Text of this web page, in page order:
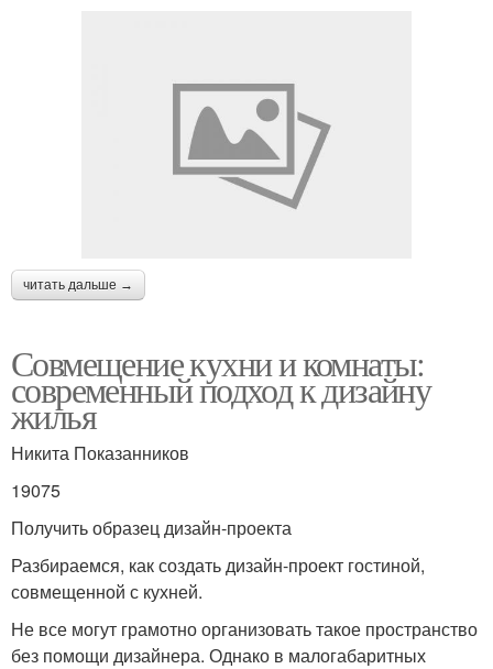
читать дальше →
Совмещение кухни и комнаты:
современный подход к дизайну
жилья
Никита Показанников
19075
Получить образец дизайн-проекта
Разбираемся, как создать дизайн-проект гостиной,
совмещенной с кухней.
Не все могут грамотно организовать такое пространство
без помощи дизайнера. Однако в малогабаритных